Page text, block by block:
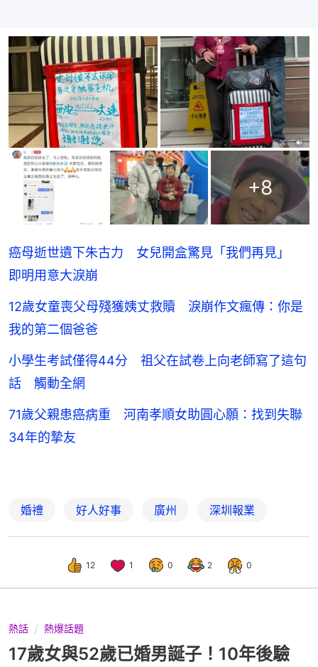
+8
癌母逝世遺下朱古力 女兒開盒驚見「我們再見」
即明用意大淚崩
12歲女童喪父母殘獲姨丈救贖 淚崩作文瘋傳：你是
我的第二個爸爸
小學生考試僅得44分 祖父在試卷上向老師寫了這句
話 觸動全網
71歲父親患癌病重 河南孝順女助圓心願：找到失聯
34年的摯友
婚禮 好人好事 廣州 深圳報業
12 1 0 2 0
熱話 熱爆話題
17歲女與52歲已婚男誕子！10年後驗